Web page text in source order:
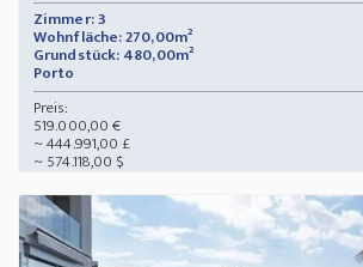
Zimmer: 3
Wohnfläche: 270,00m²
Grundstück: 480,00m²
Porto
Preis:
519.000,00 €
~ 444.991,00 £
~ 574.118,00 $